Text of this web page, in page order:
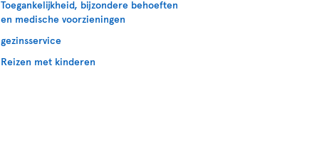
Toegankelijkheid, bijzondere behoeften
en medische voorzieningen
gezinsservice
Reizen met kinderen